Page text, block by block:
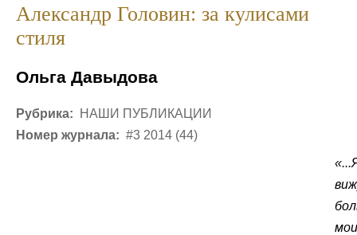
Александр Головин: за кулисами
стиля
Ольга Давыдова
Рубрика:
НАШИ ПУБЛИКАЦИИ
Номер журнала: #3 2014 (44)
мои